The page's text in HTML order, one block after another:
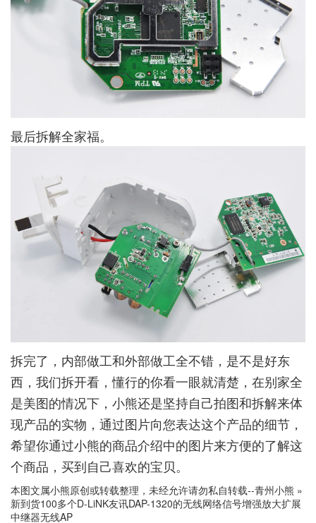
最后拆解全家福。
拆完了，内部做工和外部做工全不错，是不是好东
西，我们拆开看，懂行的你看一眼就清楚，在别家全
是美图的情况下，小熊还是坚持自己拍图和拆解来体
现产品的实物，通过图片向您表达这个产品的细节，
希望你通过小熊的商品介绍中的图片来方便的了解这
个商品，买到自己喜欢的宝贝。
本图文属小熊原创或转载整理，未经允许请勿私自转载--青州小熊 »
新到货100多个D-LiNK友讯DAP-1320的无线网络信号增强放大扩展
中继器无线AP